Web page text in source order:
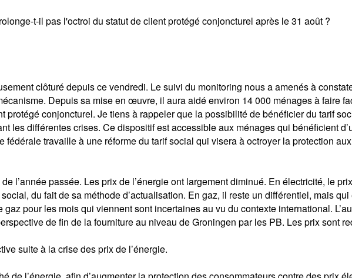
t-il pas l'octroi du statut de client protégé conjoncturel après le 31 août ?
clôturé depuis ce vendredi. Le suivi du monitoring nous a amenés à
Depuis sa mise en œuvre, il aura aidé environ 14 000 ménages à faire
protégé conjoncturel. Je tiens à rappeler que la possibilité de bénéficier du tarif
les différentes crises. Ce dispositif est accessible aux ménages qui bénéficient
travaille à une réforme du tarif social qui visera à octroyer la protection
l’année passée. Les prix de l’énergie ont largement diminué. En électricité, le
du fait de sa méthode d’actualisation. En gaz, il reste un différentiel, mais
pour les mois qui viennent sont incertaines au vu du contexte international.
de fin de la fourniture au niveau de Groningen par les PB. Les prix sont
suite à la crise des prix de l’énergie.